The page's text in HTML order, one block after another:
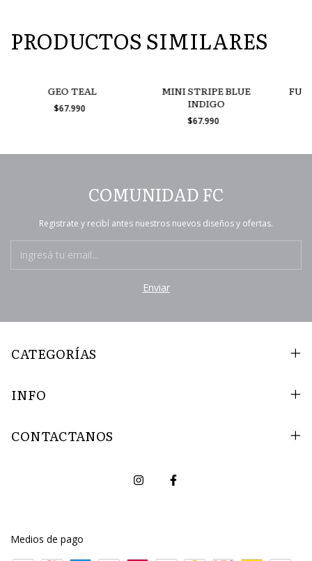
PRODUCTOS SIMILARES
GEO TEAL
$67.990
MINI STRIPE BLUE
INDIGO
$67.990
COMUNIDAD FC
Registrate y recibí antes nuestros nuevos diseños y ofertas.
CATEGORÍAS
INFO
CONTACTANOS
Medios de pago